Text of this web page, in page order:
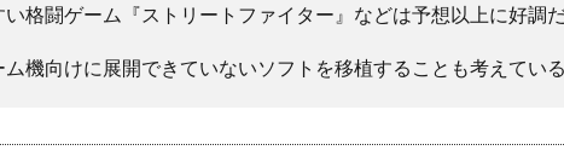
格闘ゲーム『ストリートファイター』などは予想以上に好調だ
ム機向けに展開できていないソフトを移植することも考えている